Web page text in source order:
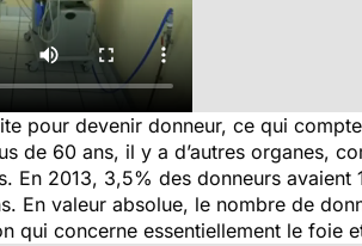
pour devenir donneur, ce qui
de 60 ans, il y a d’autres organes,
En 2013, 3,5% des donneurs
En valeur absolue, le nombre de
qui concerne essentiellement le foie